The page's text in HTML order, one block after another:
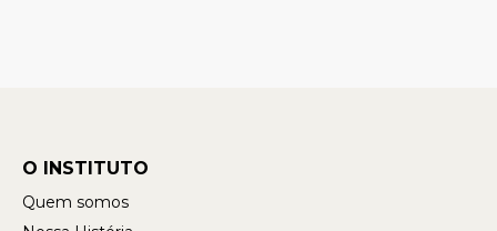
O INSTITUTO
Quem somos